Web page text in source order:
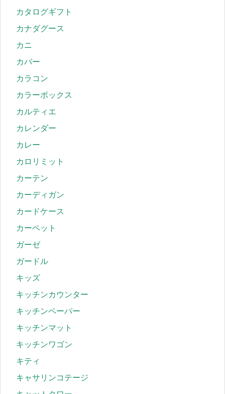
カタログギフト
カナダグース
カニ
カバー
カラコン
カラーボックス
カルティエ
カレンダー
カレー
カロリミット
カーテン
カーディガン
カードケース
カーペット
ガーゼ
ガードル
キッズ
キッチンカウンター
キッチンペーパー
キッチンマット
キッチンワゴン
キティ
キャサリンコテージ